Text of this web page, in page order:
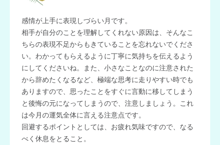
感情が上手に表現しづらい月です。
相手が自分のことを理解してくれない原因は、そんなこ
ちらの表現不足からもきていることを忘れないでくださ
い。わかってもらえるように丁寧に気持ちを伝えるよう
にしてくださいね。また、小さなことなのに注意された
から辞めたくなるなど、極端な思考に走りやすい時でも
ありますので、思ったことをすぐに言動に移してしまう
と後悔の元になってしまうので、注意しましょう。これ
は今月の運気全体に言える注意点です。
回避するポイントとしては、お疲れ気味ですので、なる
べく休息をとること。